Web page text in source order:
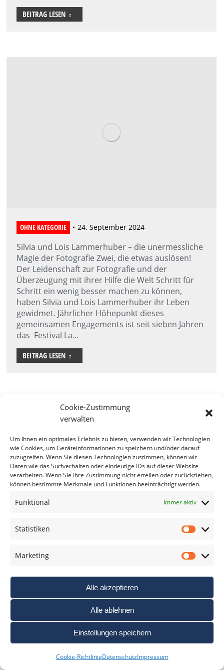
Cookie-Zustimmung
verwalten
Um Ihnen ein optimales Erlebnis zu bieten, verwenden wir Technologien
wie Cookies, um Geräteinformationen zu speichern und/oder darauf
zuzugreifen. Wenn Sie diesen Technologien zustimmen, können wir
Daten wie das Surfverhalten oder eindeutige IDs auf dieser Website
verarbeiten. Wenn Sie Ihre Zustimmung nicht erteilen oder zurückziehen,
können bestimmte Merkmale und Funktionen beeinträchtigt werden.
Funktional Immer aktiv
Statistiken
Marketing
Alle akzeptieren
Alle ablehnen
Einstellungen speichern
Cookie-RichtlinieDatenschutzImpressum
BEITRAG LESEN
OHNE KATEGORIE 24. September 2024
Silvia und Lois Lammerhuber – die unermessliche
Magie der Fotografie Zwei, die etwas auslösen!
Der Leidenschaft zur Fotografie und der
Überzeugung mit ihrer Hilfe die Welt Schritt für
Schritt ein wenig besser machen zu können,
haben Silvia und Lois Lammerhuber ihr Leben
gewidmet. Jährlicher Höhepunkt dieses
gemeinsamen Engagements ist seit sieben Jahren
das Festival La…
BEITRAG LESEN
NEU VON EASYPIX: KABELLOSES LAVALIER-
TECHNIK 24. September 2024
der Multimedia-Hersteller Easypix ein kompaktes
schnurloses Mikrofonset für Aufnahmen in
durch die universelle Kompatibilität mit Kameras,